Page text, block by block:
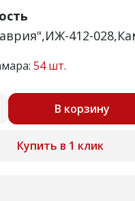
412-
54 шт.
В корзину
Купить в 1 клик